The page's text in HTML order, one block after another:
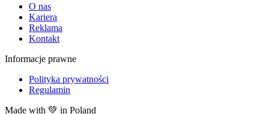
O nas
Kariera
Reklama
Kontakt
Informacje prawne
Polityka prywatności
Regulamin
Made with 💚 in Poland